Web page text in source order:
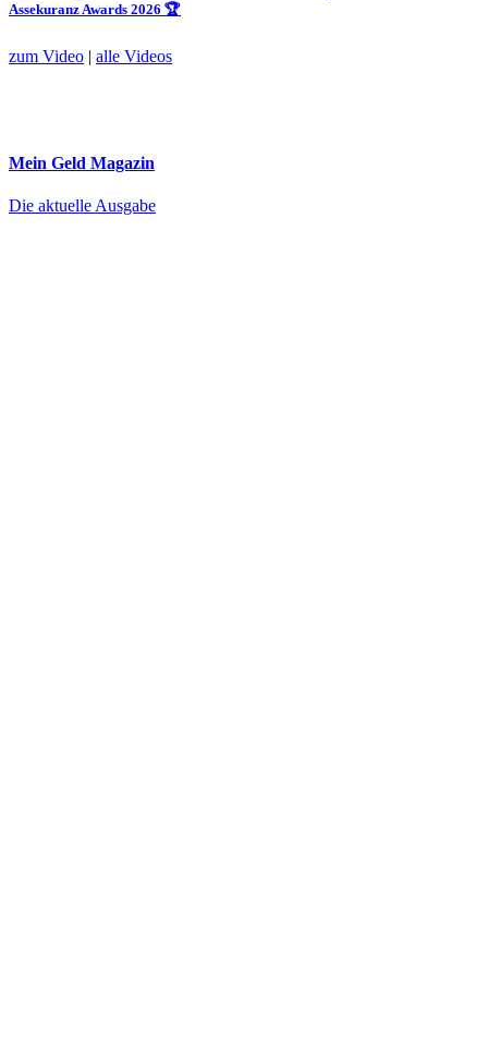
Assekuranz Awards 2026 🏆
zum Video | alle Videos
Mein Geld Magazin
Die aktuelle Ausgabe